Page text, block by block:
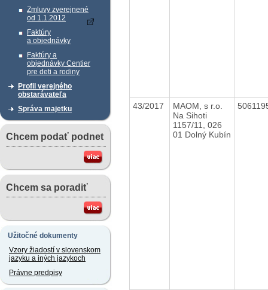
Zmluvy zverejnené
od 1.1.2012
Faktúry
a objednávky
Faktúry a
objednávky Centier
pre deti a rodiny
Profil verejného
obstarávateľa
Správa majetku
Chcem podať podnet
Chcem sa poradiť
Užitočné dokumenty
Vzory žiadostí v slovenskom
jazyku a iných jazykoch
Právne predpisy
43/2017
MAOM, s r.o.
Na Sihoti
1157/11, 026
01 Dolný Kubín